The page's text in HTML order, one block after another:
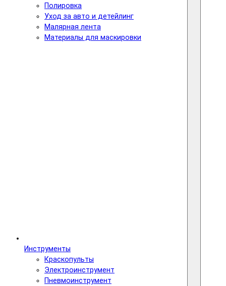
Полировка
Уход за авто и детейлинг
Малярная лента
Материалы для маскировки
Инструменты
Краскопульты
Электроинструмент
Пневмоинструмент